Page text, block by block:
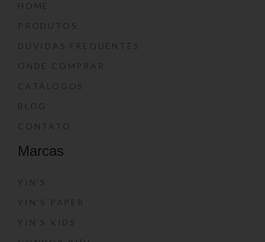
HOME
PRODUTOS
DÚVIDAS FREQUENTES
ONDE COMPRAR
CATÁLOGOS
BLOG
CONTATO
Marcas
YIN’S
YIN’S PAPER
YIN’S KIDS